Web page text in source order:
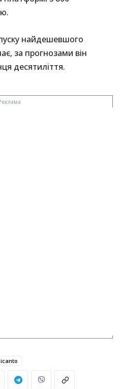
найдешевшого
за прогнозами він
десятиліття.